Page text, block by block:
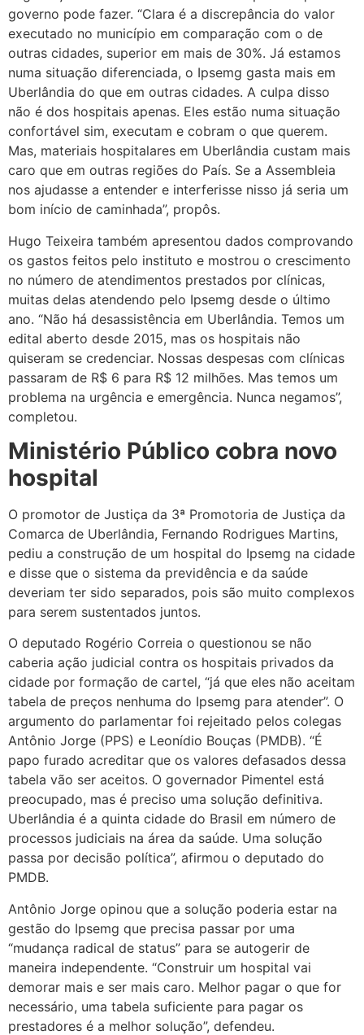
governo pode fazer. “Clara é a discrepância do valor
executado no município em comparação com o de
outras cidades, superior em mais de 30%. Já estamos
numa situação diferenciada, o Ipsemg gasta mais em
Uberlândia do que em outras cidades. A culpa disso
não é dos hospitais apenas. Eles estão numa situação
confortável sim, executam e cobram o que querem.
Mas, materiais hospitalares em Uberlândia custam mais
caro que em outras regiões do País. Se a Assembleia
nos ajudasse a entender e interferisse nisso já seria um
bom início de caminhada”, propôs.
Hugo Teixeira também apresentou dados comprovando
os gastos feitos pelo instituto e mostrou o crescimento
no número de atendimentos prestados por clínicas,
muitas delas atendendo pelo Ipsemg desde o último
ano. “Não há desassistência em Uberlândia. Temos um
edital aberto desde 2015, mas os hospitais não
quiseram se credenciar. Nossas despesas com clínicas
passaram de R$ 6 para R$ 12 milhões. Mas temos um
problema na urgência e emergência. Nunca negamos”,
completou.
Ministério Público cobra novo
hospital
O promotor de Justiça da 3ª Promotoria de Justiça da
Comarca de Uberlândia, Fernando Rodrigues Martins,
pediu a construção de um hospital do Ipsemg na cidade
e disse que o sistema da previdência e da saúde
deveriam ter sido separados, pois são muito complexos
para serem sustentados juntos.
O deputado Rogério Correia o questionou se não
caberia ação judicial contra os hospitais privados da
cidade por formação de cartel, “já que eles não aceitam
tabela de preços nenhuma do Ipsemg para atender”. O
argumento do parlamentar foi rejeitado pelos colegas
Antônio Jorge (PPS) e Leonídio Bouças (PMDB). “É
papo furado acreditar que os valores defasados dessa
tabela vão ser aceitos. O governador Pimentel está
preocupado, mas é preciso uma solução definitiva.
Uberlândia é a quinta cidade do Brasil em número de
processos judiciais na área da saúde. Uma solução
passa por decisão política”, afirmou o deputado do
PMDB.
Antônio Jorge opinou que a solução poderia estar na
gestão do Ipsemg que precisa passar por uma
“mudança radical de status” para se autogerir de
maneira independente. “Construir um hospital vai
demorar mais e ser mais caro. Melhor pagar o que for
necessário, uma tabela suficiente para pagar os
prestadores é a melhor solução”, defendeu.